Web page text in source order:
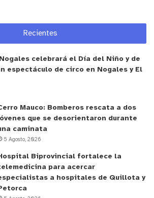
de “Villa Alemana Beer Fest”
experiencia de calidad, invitando
a compartir el talento local y
actividades para disfrutar
Recientes
celebrará el Día del Niño y de
espectáculo de circo en Nogales y El
Mauco: Bomberos rescata a dos
que se desorientaron durante
caminata
5 Agosto, 2026
Biprovincial fortalece la
para acercar
a hospitales de Quillota y